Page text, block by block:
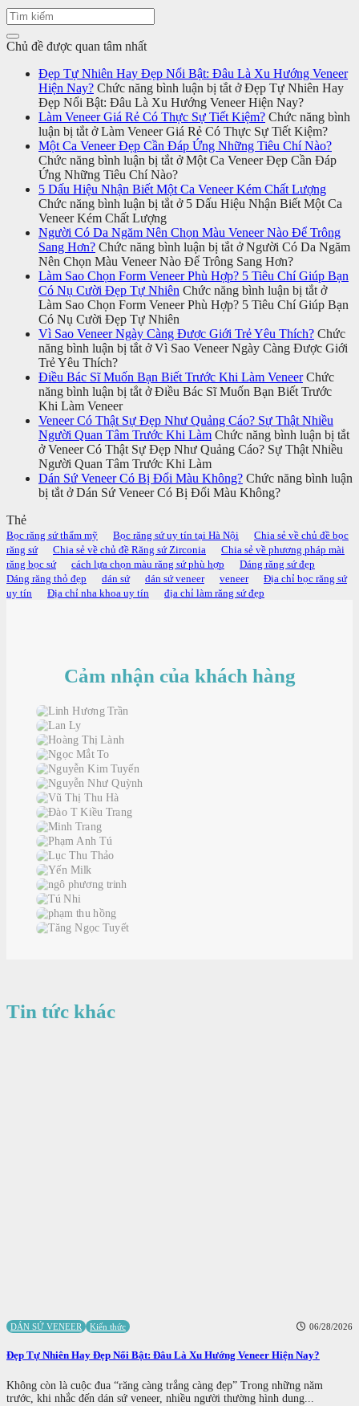
Chủ đề được quan tâm nhất
Đẹp Tự Nhiên Hay Đẹp Nổi Bật: Đâu Là Xu Hướng Veneer
Hiện Nay? Chức năng bình luận bị tắtở Đẹp Tự Nhiên Hay
Đẹp Nổi Bật: Đâu Là Xu Hướng Veneer Hiện Nay?
Làm Veneer Giá Rẻ Có Thực Sự Tiết Kiệm? Chức năng bình
luận bị tắtở Làm Veneer Giá Rẻ Có Thực Sự Tiết Kiệm?
Một Ca Veneer Đẹp Cần Đáp Ứng Những Tiêu Chí Nào?
Chức năng bình luận bị tắtở Một Ca Veneer Đẹp Cần Đáp
Ứng Những Tiêu Chí Nào?
5 Dấu Hiệu Nhận Biết Một Ca Veneer Kém Chất Lượng
Chức năng bình luận bị tắtở 5 Dấu Hiệu Nhận Biết Một Ca
Veneer Kém Chất Lượng
Người Có Da Ngăm Nên Chọn Màu Veneer Nào Để Trông
Sang Hơn? Chức năng bình luận bị tắtở Người Có Da Ngăm
Nên Chọn Màu Veneer Nào Để Trông Sang Hơn?
Làm Sao Chọn Form Veneer Phù Hợp? 5 Tiêu Chí Giúp Bạn
Có Nụ Cười Đẹp Tự Nhiên Chức năng bình luận bị tắtở
Làm Sao Chọn Form Veneer Phù Hợp? 5 Tiêu Chí Giúp Bạn
Có Nụ Cười Đẹp Tự Nhiên
Vì Sao Veneer Ngày Càng Được Giới Trẻ Yêu Thích? Chức
năng bình luận bị tắtở Vì Sao Veneer Ngày Càng Được Giới
Trẻ Yêu Thích?
Điều Bác Sĩ Muốn Bạn Biết Trước Khi Làm Veneer Chức
năng bình luận bị tắtở Điều Bác Sĩ Muốn Bạn Biết Trước
Khi Làm Veneer
Veneer Có Thật Sự Đẹp Như Quảng Cáo? Sự Thật Nhiều
Người Quan Tâm Trước Khi Làm Chức năng bình luận bị tắt
ở Veneer Có Thật Sự Đẹp Như Quảng Cáo? Sự Thật Nhiều
Người Quan Tâm Trước Khi Làm
Dán Sứ Veneer Có Bị Đổi Màu Không? Chức năng bình luận
bị tắtở Dán Sứ Veneer Có Bị Đổi Màu Không?
Thẻ
Bọc răng sứ thẩm mỹ Bọc răng sứ uy tín tại Hà Nội
Chia sẻ về chủ đề bọc
răng sứ
Chia sẻ về chủ đề Răng sứ Zirconia
Chia sẻ về phương pháp mài
răng bọc sứ
cách lựa chọn màu răng sứ phù hợp
Dáng răng sứ đẹp
Dáng răng thỏ đẹp
dán sứ dán sứ veneer veneer
Địa chỉ bọc răng sứ
uy tín
Địa chỉ nha khoa uy tín địa chỉ làm răng sứ đẹp
Cảm nhận của khách hàng
Tin tức khác
DÁN SỨ VENEER Kiến thức 06/28/2026
Đẹp Tự Nhiên Hay Đẹp Nổi Bật: Đâu Là Xu Hướng Veneer Hiện Nay?
Không còn là cuộc đua “răng càng trắng càng đẹp” Trong những năm
trước, khi nhắc đến dán sứ veneer, nhiều người thường hình dung...